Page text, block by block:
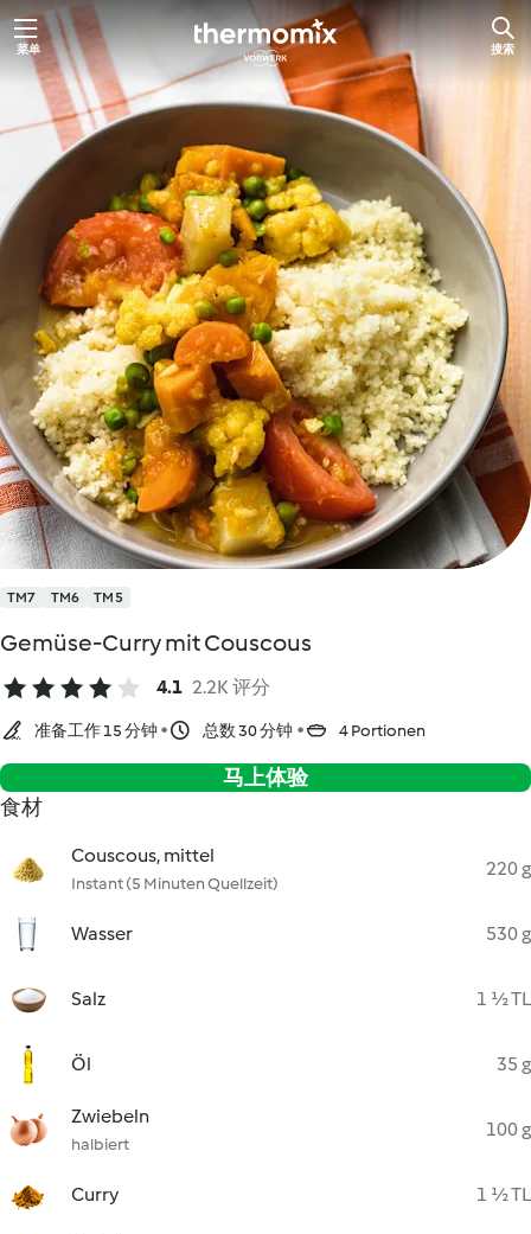
跳菜单 搜索
TM7 TM6 TM5
Gemüse-Curry mit Couscous
4.1 2.2K 评分
准备工作 15 分钟 总数 30 分钟 4 Portionen
马上体验
食材
Couscous, mittel
Instant (5 Minuten Quellzeit)
220 g
Wasser 530 g
Salz 1 ½ TL
Öl 35 g
Zwiebeln
halbiert
100 g
Curry 1 ½ TL